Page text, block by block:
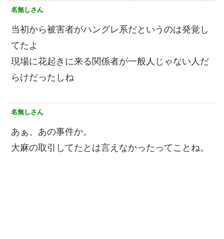
名無しさん
当初から被害者がハングレ系だというのは発覚し
てたよ
現場に花起きに来る関係者が一般人じゃない人だ
らけだったしね
名無しさん
あぁ、あの事件か。
大麻の取引してたとは言えなかったってことね。